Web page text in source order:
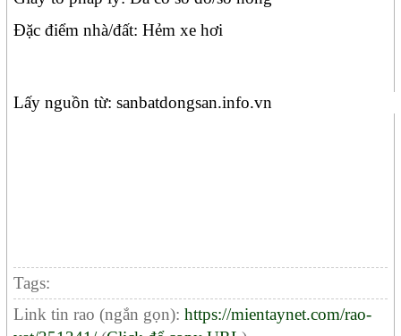
Đặc điểm nhà/đất: Hẻm xe hơi
Lấy nguồn từ: sanbatdongsan.info.vn
Tags:
Link tin rao (ngắn gọn):https://mientaynet.com/rao-